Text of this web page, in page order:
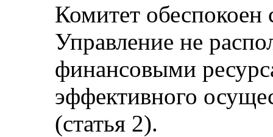
Комитет
Управление не
финансовыми
эффективного
(статья 2).